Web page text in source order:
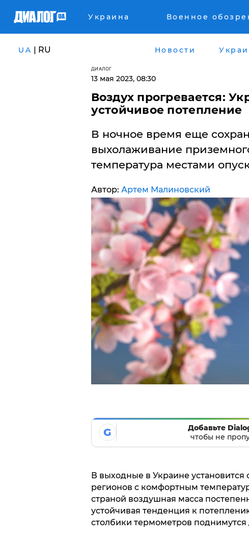
Украина Военное
UA | RU Новости
ДИАЛОГ
13 мая 2023, 08:30
Воздух прогревается:
устойчивое потепление
В ночное время еще
выхолаживание
температура местами
Автор: Артем Малиновский
G
Добавьте
чтобы не
В выходные в Украине
регионов с комфортным
страной воздушная масса
устойчивая тенденция к
столбики термометров поднимутся